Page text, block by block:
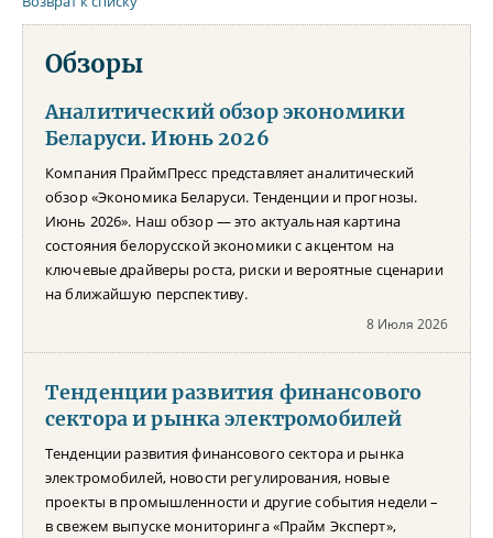
Обзоры
Аналитический обзор экономики
Беларуси. Июнь 2026
Компания ПраймПресс представляет аналитический
обзор «Экономика Беларуси. Тенденции и прогнозы.
Июнь 2026». Наш обзор — это актуальная картина
состояния белорусской экономики с акцентом на
ключевые драйверы роста, риски и вероятные сценарии
на ближайшую перспективу.
8 Июля 2026
Тенденции развития финансового
сектора и рынка электромобилей
Тенденции развития финансового сектора и рынка
электромобилей, новости регулирования, новые
проекты в промышленности и другие события недели –
в свежем выпуске мониторинга «Прайм Эксперт»,